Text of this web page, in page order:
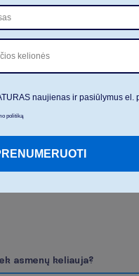
us
ek asmenų keliauja?
kelionės
naujienas ir pasiūlymus el.
politiką